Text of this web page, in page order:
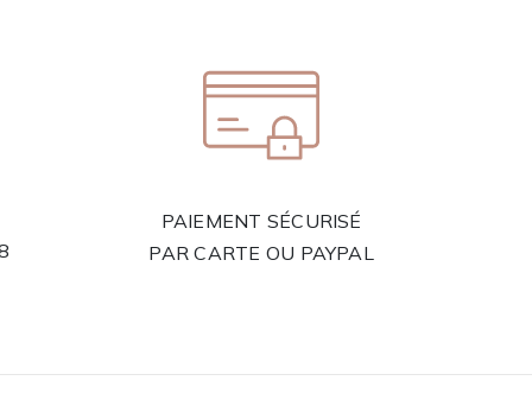
PAIEMENT SÉCURISÉ
PAR CARTE OU PAYPAL